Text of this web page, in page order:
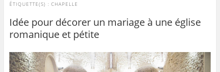
ÉTIQUETTE(S) : CHAPELLE
Idée pour décorer un mariage à une église
romanique et pétite